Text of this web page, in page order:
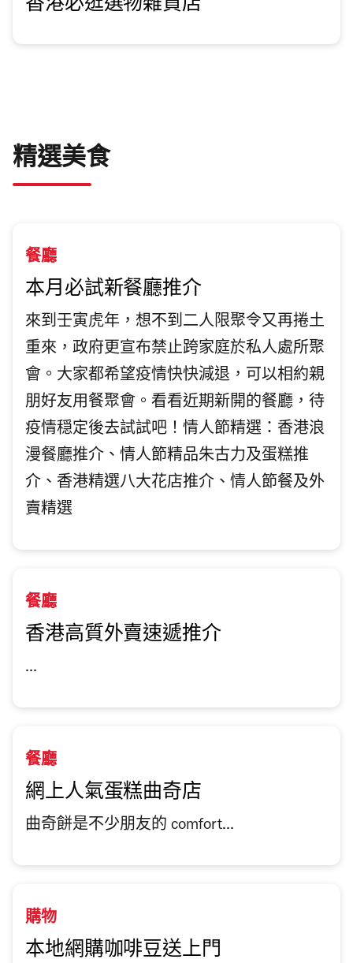
香港必逛選物雜貨店
精選美食
餐廳
本月必試新餐廳推介
來到壬寅虎年，想不到二人限聚令又再捲土
重來，政府更宣布禁止跨家庭於私人處所聚
會。大家都希望疫情快快減退，可以相約親
朋好友用餐聚會。看看近期新開的餐廳，待
疫情穏定後去試試吧！情人節精選：香港浪
漫餐廳推介、情人節精品朱古力及蛋糕推
介、香港精選八大花店推介、情人節餐及外
賣精選
餐廳
香港高質外賣速遞推介
...
餐廳
網上人氣蛋糕曲奇店
曲奇餅是不少朋友的 comfort...
購物
本地網購咖啡豆送上門